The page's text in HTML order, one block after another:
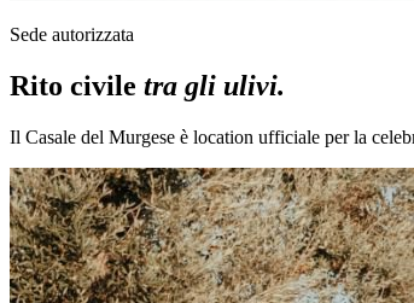
Sede autorizzata
Rito civile tra gli ulivi.
Il Casale del Murgese è location ufficiale per la